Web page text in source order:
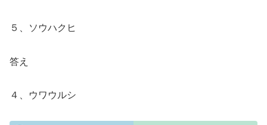
５、ソウハクヒ
答え
４、ウワウルシ